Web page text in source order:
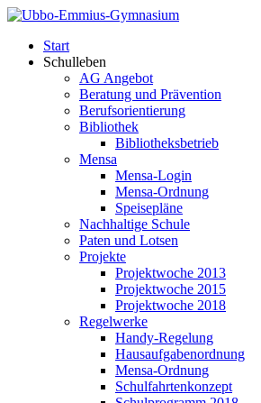
Start
Schulleben
AG Angebot
Beratung und Prävention
Berufsorientierung
Bibliothek
Bibliotheksbetrieb
Mensa
Mensa-Login
Mensa-Ordnung
Speisepläne
Nachhaltige Schule
Paten und Lotsen
Projekte
Projektwoche 2013
Projektwoche 2015
Projektwoche 2018
Regelwerke
Handy-Regelung
Hausaufgabenordnung
Mensa-Ordnung
Schulfahrtenkonzept